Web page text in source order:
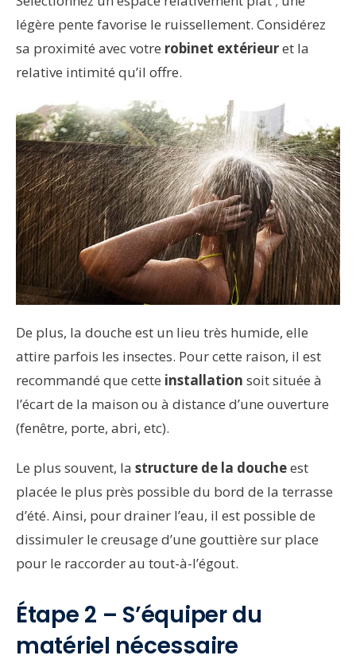
légère pente favorise le ruissellement. Considérez
sa proximité avec votre robinet extérieuret la
relative intimité qu’il offre.
De plus, la douche est un lieu très humide, elle
attire parfois les insectes. Pour cette raison, il est
recommandé que cette installation soit située à
l’écart de la maison ou à distance d’une ouverture
(fenêtre, porte, abri, etc).
Le plus souvent, la structure de la doucheest
placée le plus près possible du bord de la terrasse
d’été. Ainsi, pour drainer l’eau, il est possible de
dissimuler le creusage d’une gouttière sur place
pour le raccorder au tout-à-l’égout.
Étape 2 – S’équiper du
matériel nécessaire